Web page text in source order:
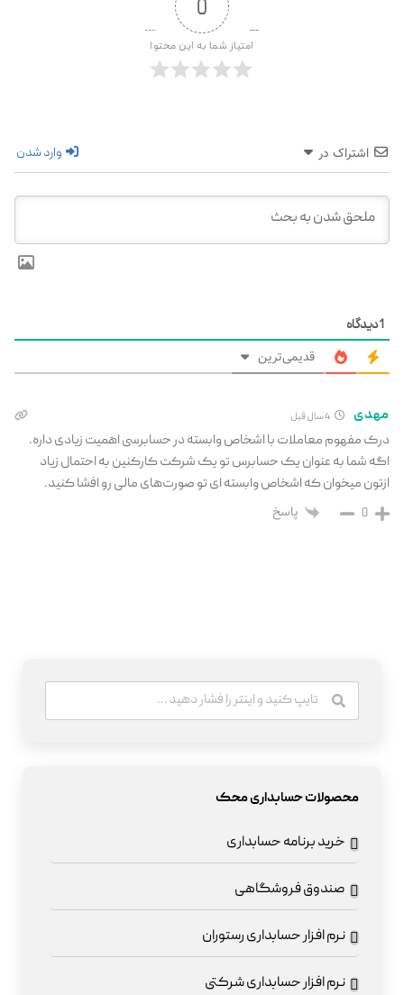
0
امتیاز شما به این محتوا
اشتراک در وارد شدن
1دیدگاه
قدیمی‌ترین
مهدی
درک مفهوم معاملات با اشخاص وابسته در حسابرسی اهمیت زیادی داره.
اگه شما به عنوان یک حسابرس تو یک شرکت کارکنین به احتمال زیاد
ازتون میخوان که اشخاص وابسته ای تو صورت‌های مالی رو افشا کنید.
0 پاسخ
محصولات حسابداری محک
خرید برنامه حسابداری
صندوق فروشگاهی
نرم افزار حسابداری رستوران
نرم افزار حسابداری شرکتی